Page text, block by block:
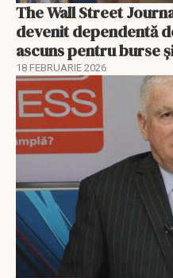
The Wall Street
devenit dependentă
ascuns pentru burse
18 FEBRUARIE 2026
EXCLUSIV